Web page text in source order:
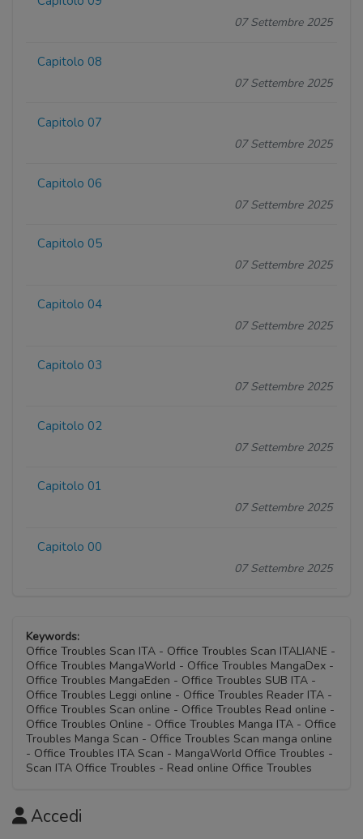
07 Settembre 2025
Capitolo 08
07 Settembre 2025
Capitolo 07
07 Settembre 2025
Capitolo 06
07 Settembre 2025
Capitolo 05
07 Settembre 2025
Capitolo 04
07 Settembre 2025
Capitolo 03
07 Settembre 2025
Capitolo 02
07 Settembre 2025
Capitolo 01
07 Settembre 2025
Capitolo 00
07 Settembre 2025
Keywords:
Office Troubles Scan ITA - Office Troubles Scan ITALIANE -
Office Troubles MangaWorld - Office Troubles MangaDex -
Office Troubles MangaEden - Office Troubles SUB ITA -
Office Troubles Leggi online - Office Troubles Reader ITA -
Office Troubles Scan online - Office Troubles Read online -
Office Troubles Online - Office Troubles Manga ITA - Office
Troubles Manga Scan - Office Troubles Scan manga online
- Office Troubles ITA Scan - MangaWorld Office Troubles -
Scan ITA Office Troubles - Read online Office Troubles
Accedi